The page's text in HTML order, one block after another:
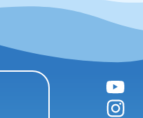
YouTube
instagram